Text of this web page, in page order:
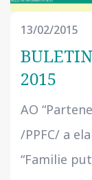
13/02/2015
2015
AO
/PPFC/ a
“Familie